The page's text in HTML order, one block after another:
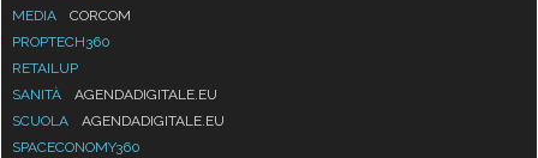
MEDIA
CORCOM
PROPTECH360
RETAILUP
SANITÀ
AGENDADIGITALE.EU
SCUOLA
AGENDADIGITALE.EU
SPACECONOMY360